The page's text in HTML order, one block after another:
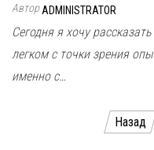
АвторADMINISTRATOR
Сегодня я хочу
легком с точки зрения
именно с…
ПагинацияНазад